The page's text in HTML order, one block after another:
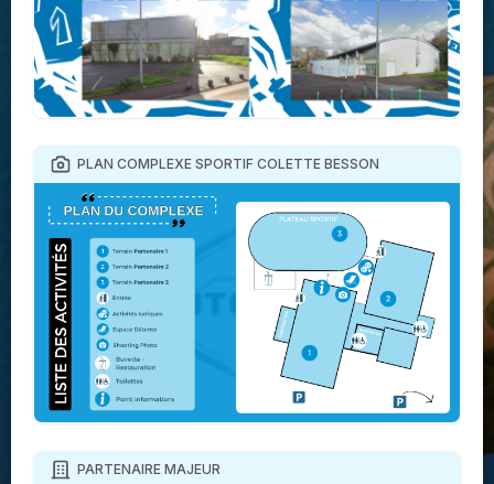
PLAN COMPLEXE SPORTIF COLETTE BESSON
PARTENAIRE MAJEUR